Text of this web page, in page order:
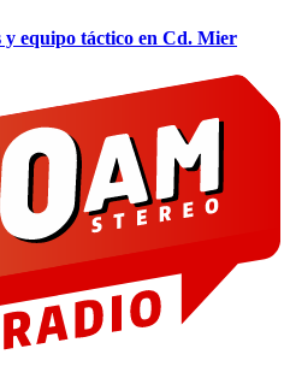
y equipo táctico en Cd. Mier